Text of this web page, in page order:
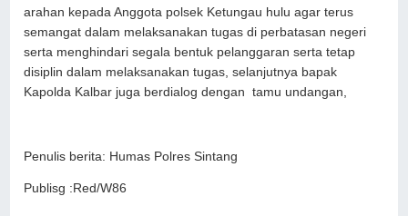
arahan kepada Anggota polsek Ketungau hulu agar terus
semangat dalam melaksanakan tugas di perbatasan negeri
serta menghindari segala bentuk pelanggaran serta tetap
disiplin dalam melaksanakan tugas, selanjutnya bapak
Kapolda Kalbar juga berdialog dengan tamu undangan,
Penulis berita: Humas Polres Sintang
Publisg :Red/W86